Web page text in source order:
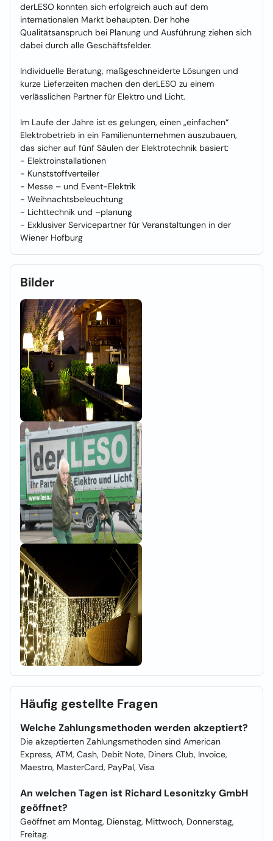
derLESO konnten sich erfolgreich auch auf dem
internationalen Markt behaupten. Der hohe
Qualitätsanspruch bei Planung und Ausführung ziehen sich
dabei durch alle Geschäftsfelder.
Individuelle Beratung, maßgeschneiderte Lösungen und
kurze Lieferzeiten machen den derLESO zu einem
verlässlichen Partner für Elektro und Licht.
Im Laufe der Jahre ist es gelungen, einen „einfachen“
Elektrobetrieb in ein Familienunternehmen auszubauen,
das sicher auf fünf Säulen der Elektrotechnik basiert:
- Elektroinstallationen
- Kunststoffverteiler
- Messe – und Event-Elektrik
- Weihnachtsbeleuchtung
- Lichttechnik und –planung
- Exklusiver Servicepartner für Veranstaltungen in der
Wiener Hofburg
Bilder
Häufig gestellte Fragen
Welche Zahlungsmethoden werden akzeptiert?
Die akzeptierten Zahlungsmethoden sind American
Express, ATM, Cash, Debit Note, Diners Club, Invoice,
Maestro, MasterCard, PayPal, Visa
An welchen Tagen ist Richard Lesonitzky GmbH
geöffnet?
Geöffnet am Montag, Dienstag, Mittwoch, Donnerstag,
Freitag.